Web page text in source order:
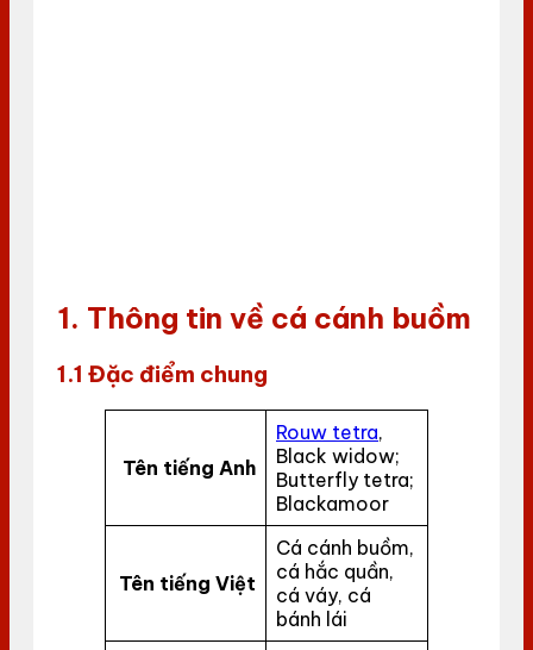
1. Thông tin về cá cánh buồm
1.1 Đặc điểm chung
Tên tiếng Anh
Rouw tetra,
Black widow;
Butterfly tetra;
Blackamoor
Tên tiếng Việt
Cá cánh buồm,
cá hắc quần,
cá váy, cá
bánh lái